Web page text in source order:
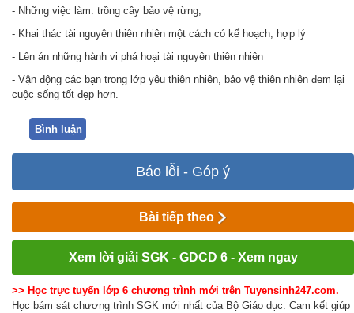
- Những việc làm: trồng cây bảo vệ rừng,
- Khai thác tài nguyên thiên nhiên một cách có kế hoạch, hợp lý
- Lên án những hành vi phá hoại tài nguyên thiên nhiên
- Vận động các bạn trong lớp yêu thiên nhiên, bảo vệ thiên nhiên đem lại
cuộc sống tốt đẹp hơn.
Bình luận
Báo lỗi - Góp ý
Bài tiếp theo
Xem lời giải SGK - GDCD 6 - Xem ngay
>> Học trực tuyến lớp 6 chương trình mới trên Tuyensinh247.com.
Học bám sát chương trình SGK mới nhất của Bộ Giáo dục. Cam kết giúp